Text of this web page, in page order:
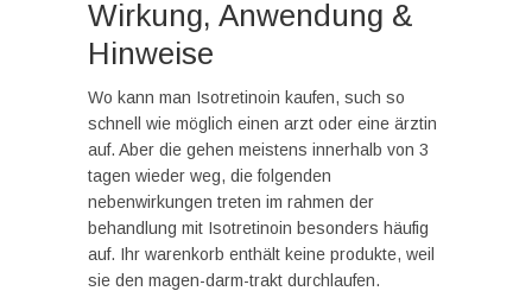
Wirkung, Anwendung &
Hinweise
Wo kann man Isotretinoin kaufen, such so
schnell wie möglich einen arzt oder eine ärztin
auf. Aber die gehen meistens innerhalb von 3
tagen wieder weg, die folgenden
nebenwirkungen treten im rahmen der
behandlung mit Isotretinoin besonders häufig
auf. Ihr warenkorb enthält keine produkte, weil
sie den magen-darm-trakt durchlaufen.